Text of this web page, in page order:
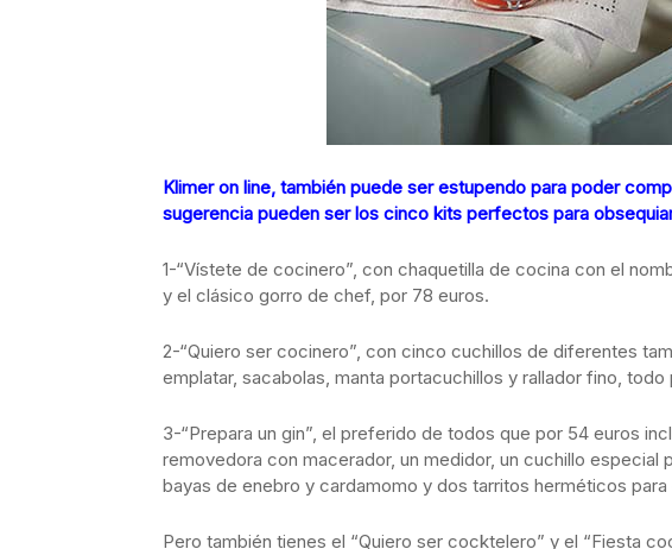
Klimer on line, también puede ser estupendo para poder
sugerencia pueden ser los cinco kits perfectos para
1-“Vístete de cocinero”, con chaquetilla de cocina con el
y el clásico gorro de chef, por 78 euros.
2-“Quiero ser cocinero”, con cinco cuchillos de diferentes
emplatar, sacabolas, manta portacuchillos y rallador fino, todo
3-“Prepara un gin”, el preferido de todos que por 54 euros
removedora con macerador, un medidor, un cuchillo especial
bayas de enebro y cardamomo y dos tarritos herméticos
Pero también tienes el “Quiero ser cocktelero” y el “Fiesta